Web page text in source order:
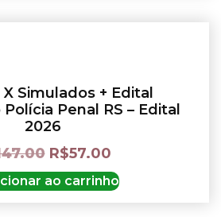
Simulados + Edital
Penal RS – Edital
2026
R$57.00
ao carrinho